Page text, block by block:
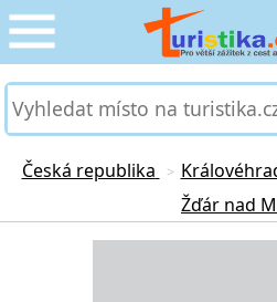
CESTOVÁNÍ
SLUŽBY & DOPRAVA
›
Česká republika >
Žďár nad